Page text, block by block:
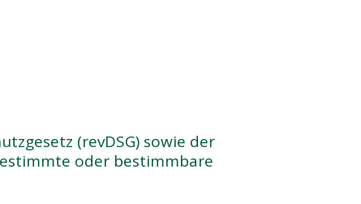
(revDSG) sowie der
oder bestimmbare